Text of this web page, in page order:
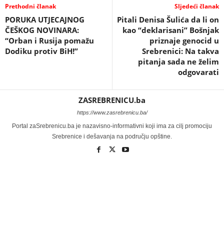
Prethodni članak
PORUKA UTJECAJNOG
ČEŠKOG NOVINARA:
“Orban i Rusija pomažu
Dodiku protiv BiH!”
Sljedeći članak
Pitali Denisa Šulića da li on
kao “deklarisani” Bošnjak
priznaje genocid u
Srebrenici: Na takva
pitanja sada ne želim
odgovarati
ZASREBRENICU.ba
https://www.zasrebrenicu.ba/
Portal zaSrebrenicu.ba je nazavisno-informativni koji ima za cilj promociju
Srebrenice i dešavanja na području opštine.